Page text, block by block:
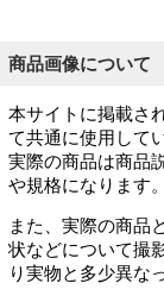
商品画像について
本サイトに掲載さ
て共通に使用して
実際の商品は商品
や規格になります。
また、実際の商品
状などについて撮
り実物と多少異な